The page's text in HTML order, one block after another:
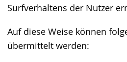
Surfverhaltens der Nutzer
Auf diese Weise können
übermittelt werden: